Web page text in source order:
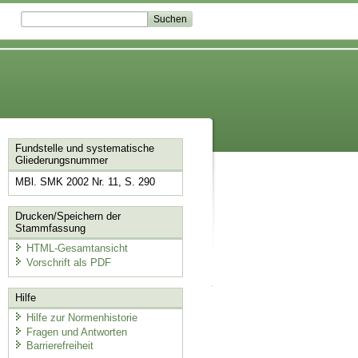
Fundstelle und systematische
Gliederungsnummer
MBl. SMK 2002 Nr. 11, S. 290
Drucken/Speichern der
Stammfassung
HTML-Gesamtansicht
Vorschrift als PDF
Hilfe
Hilfe zur Normenhistorie
Fragen und Antworten
Barrierefreiheit